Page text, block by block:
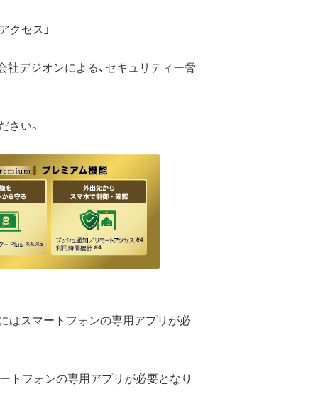
クセス」
社デジオンによる、セキュリティー脅
さい。
はスマートフォンの専用アプリが必
トフォンの専用アプリが必要となり